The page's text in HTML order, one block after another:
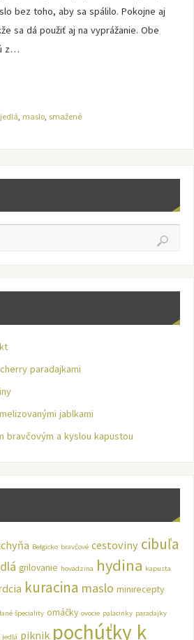
bez toho, aby sa spálilo. Pokojne aj
sa dá použiť aj na vyprážanie. Obe
z…
maslo, smažené
paradajkami
jablkami
bravčovým a kyslou kapustou
Belgicko bravčové cestoviny cibuľa
grilovanie hovädzina hydina kapusta
kuracina maslo minirecepty
špeciality omáčky ovocie palacinky paradajky
piknik pochúťky k